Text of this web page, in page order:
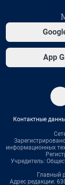
App
Контактные
информационных
Учредитель:
Главный
Адрес редакции: